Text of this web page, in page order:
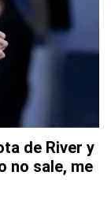
de River y
no sale, me